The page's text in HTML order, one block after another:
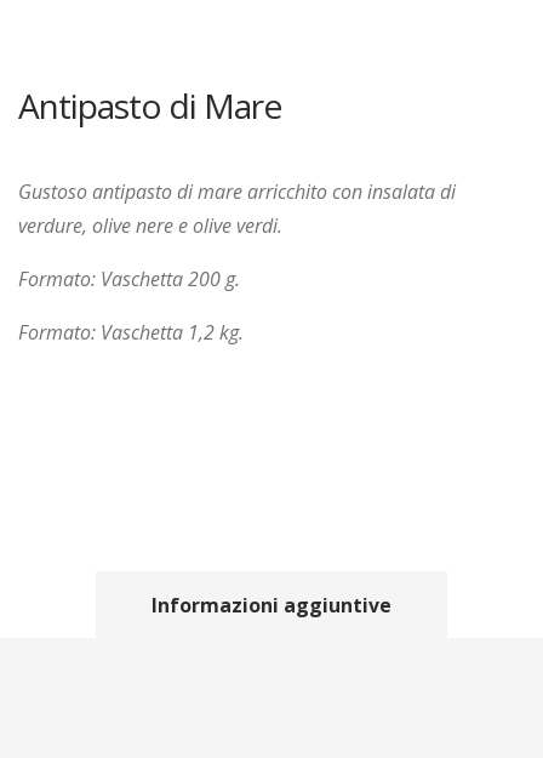
Antipasto di Mare
Gustoso antipasto di mare arricchito con insalata di
verdure, olive nere e olive verdi.
Formato: Vaschetta 200 g.
Formato: Vaschetta 1,2 kg.
Informazioni aggiuntive